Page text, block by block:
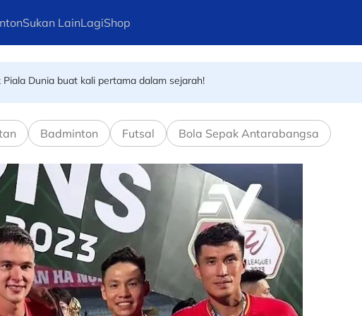
Sukan LainLagiShop
Eropah?
Badminton Futsal Bola Sepak Antarabangsa